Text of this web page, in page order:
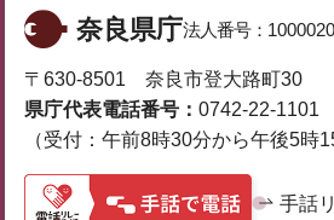
奈良県庁法人番号：
〒630-8501 奈良市登大路町30
県庁代表電話番号： 0742-22-1101
（受付：午前8時30分から午後5時
手話